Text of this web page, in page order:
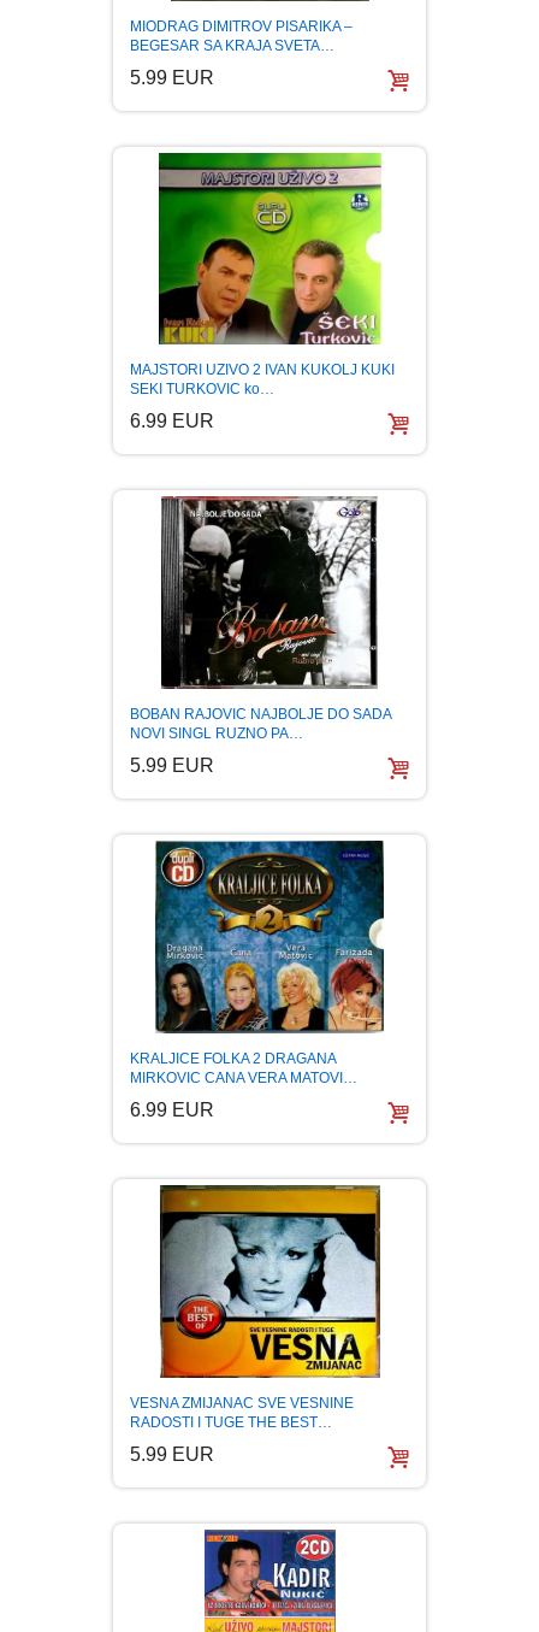
FANTASTIKA
HOROR
INTERNET I RAČUNARI
ISTORIJSKI
KLASICI
KNJIGE ZA DECU
KUVARI
LJUBAVNI
MITOLOGIJA
MUZIKA
NAUKA
POEZIJA
POPULARNA PSIHOLOGIJA
PRIČE
PUBLICISTIKA
STRIP
TEORIJE ZAVERE
TINEJDŽ
TRILERI
UMETNOST
MIODRAG DIMITROV PISARIKA –
BEGESAR SA KRAJA SVETA…
5.99 EUR
MAJSTORI UZIVO 2 IVAN KUKOLJ KUKI
SEKI TURKOVIC ko…
6.99 EUR
BOBAN RAJOVIC NAJBOLJE DO SADA
NOVI SINGL RUZNO PA…
5.99 EUR
KRALJICE FOLKA 2 DRAGANA
MIRKOVIC CANA VERA MATOVI…
6.99 EUR
VESNA ZMIJANAC SVE VESNINE
RADOSTI I TUGE THE BEST…
5.99 EUR